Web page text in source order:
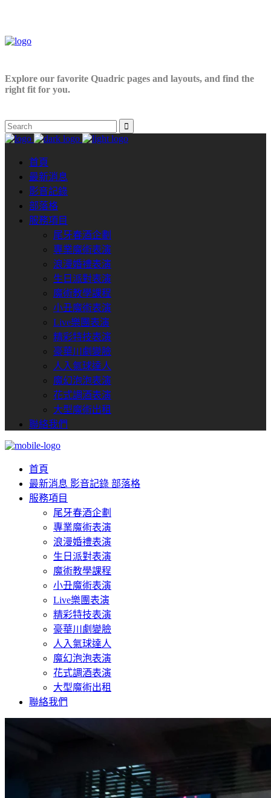
Explore our favorite Quadric pages and layouts, and find the
right fit for you.
首頁
最新消息
影音記錄
部落格
服務項目
尾牙春酒企劃
專業魔術表演
浪漫婚禮表演
生日派對表演
魔術教學課程
小丑魔術表演
Live樂團表演
精彩特技表演
豪華川劇變臉
人入氣球達人
魔幻泡泡表演
花式調酒表演
大型魔術出租
聯絡我們
首頁
最新消息 影音記錄 部落格
服務項目
尾牙春酒企劃
專業魔術表演
浪漫婚禮表演
生日派對表演
魔術教學課程
小丑魔術表演
Live樂團表演
精彩特技表演
豪華川劇變臉
人入氣球達人
魔幻泡泡表演
花式調酒表演
大型魔術出租
聯絡我們